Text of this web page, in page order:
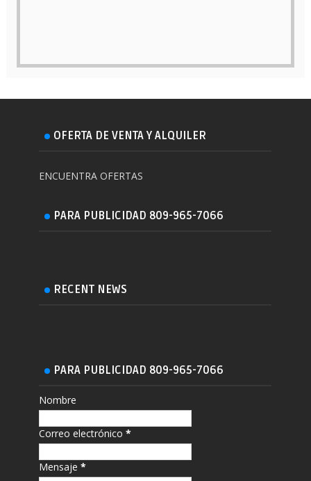
OFERTA DE VENTA Y ALQUILER
ENCUENTRA OFERTAS
PARA PUBLICIDAD 809-965-7066
RECENT NEWS
PARA PUBLICIDAD 809-965-7066
Nombre
Correo electrónico*
Mensaje*